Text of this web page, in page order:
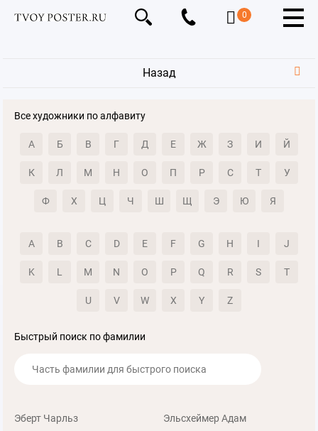
0
Назад
Все художники по алфавиту
А Б В Г Д Е Ж З И Й
К Л М Н О П Р С Т У
Ф Х Ц Ч Ш Щ Э Ю Я
A B C D E F G H I J
K L M N O P Q R S T
U V W X Y Z
Быстрый поиск по фамилии
Эберт Чарльз
Эльсхеймер Адам